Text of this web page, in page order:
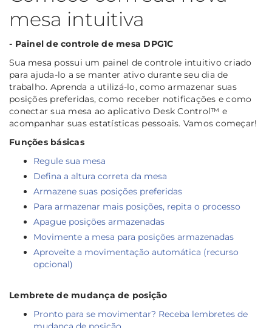
mesa intuitiva
- Painel de controle de mesa DPG1C
Sua mesa possui um painel de controle intuitivo criado
para ajuda-lo a se manter ativo durante seu dia de
trabalho. Aprenda a utilizá-lo, como armazenar suas
posições preferidas, como receber notificações e como
conectar sua mesa ao aplicativo Desk Control™ e
acompanhar suas estatísticas pessoais. Vamos começar!
Funções básicas
Regule sua mesa
Defina a altura correta da mesa
Armazene suas posições preferidas
Para armazenar mais posições, repita o processo
Apague posições armazenadas
Movimente a mesa para posições armazenadas
Aproveite a movimentação automática (recurso
opcional)
Lembrete de mudança de posição
Pronto para se movimentar? Receba lembretes de